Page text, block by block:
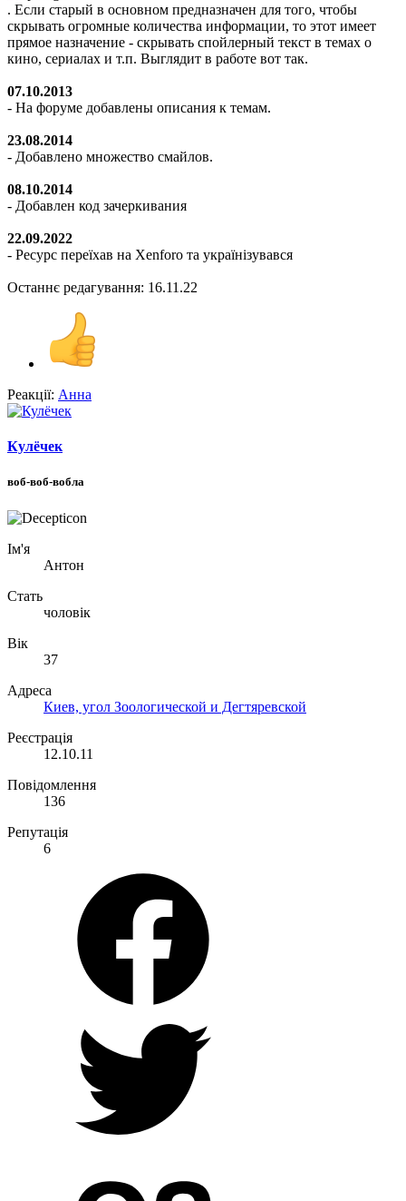
. Если старый в основном предназначен для того, чтобы
скрывать огромные количества информации, то этот имеет
прямое назначение - скрывать спойлерный текст в темах о
кино, сериалах и т.п. Выглядит в работе вот так.
07.10.2013
- На форуме добавлены описания к темам.
23.08.2014
- Добавлено множество смайлов.
08.10.2014
- Добавлен код зачеркивания
22.09.2022
- Ресурс переїхав на Xenforo та українізувався
Останнє редагування: 16.11.22
Реакції: Анна
Кулёчек
воб-воб-вобла
Ім'я
Антон
Стать
чоловік
Вік
37
Адреса
Киев, угол Зоологической и Дегтяревской
Реєстрація
12.10.11
Повідомлення
136
Репутація
6